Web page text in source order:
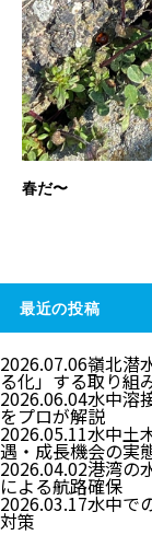
春だ〜
最近の投稿
2026.07.06嶺北潜
る化」する取り組
2026.06.04水中溶
をプロが解説
2026.05.11水中土
遇・成長機会の実
2026.04.02港湾の
による航路確保
2026.03.17水中で
対策